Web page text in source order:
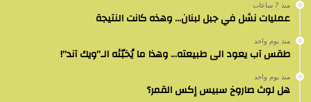
منذ 7 ساعات
عمليات نشل في جبل لبنان… وهذه كانت النتيجة
منذ يوم واحد
طقس آب يعود الى طبيعته… وهذا ما يُخبّئه الـ”ويك آند”!
منذ يوم واحد
هل لوث صاروخ سبيس إكس القمر؟